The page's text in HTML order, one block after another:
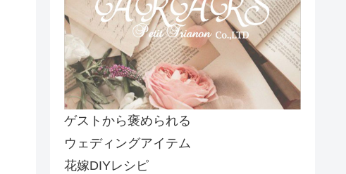
ゲストから褒められる
ウェディングアイテム
花嫁DIYレシピ